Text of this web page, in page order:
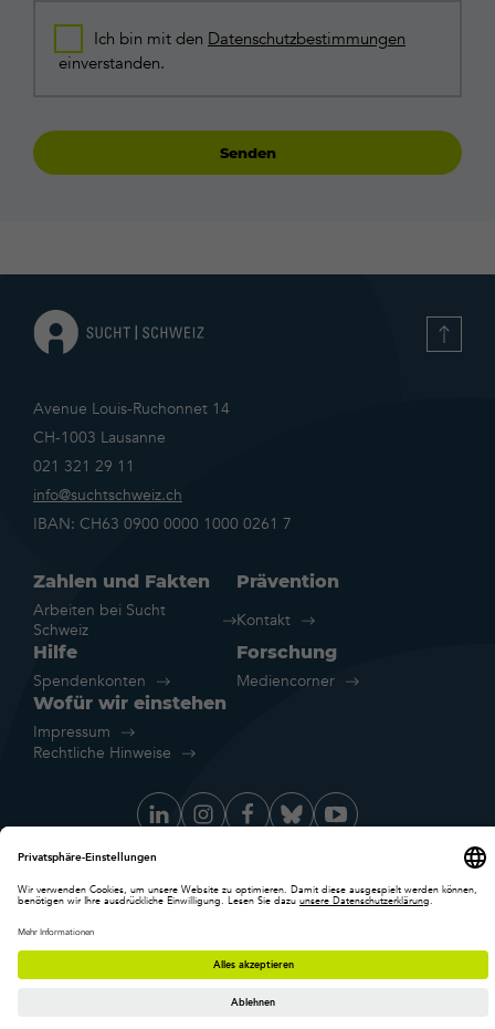
Ich bin mit den Datenschutzbestimmungen
einverstanden.
Avenue Louis-Ruchonnet 14
CH-1003 Lausanne
021 321 29 11
info@suchtschweiz.ch
IBAN: CH63 0900 0000 1000 0261 7
Zahlen und Fakten
Arbeiten bei Sucht
Schweiz
Prävention
Kontakt
Hilfe
Spendenkonten
Forschung
Mediencorner
Wofür wir einstehen
Impressum
Rechtliche Hinweise
DatenschutzCookie-Einstellungen